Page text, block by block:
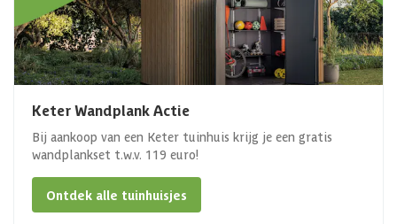
Keter Wandplank Actie
Bij aankoop van een Keter tuinhuis krijg je een gratis
wandplankset t.w.v. 119 euro!
Ontdek alle tuinhuisjes